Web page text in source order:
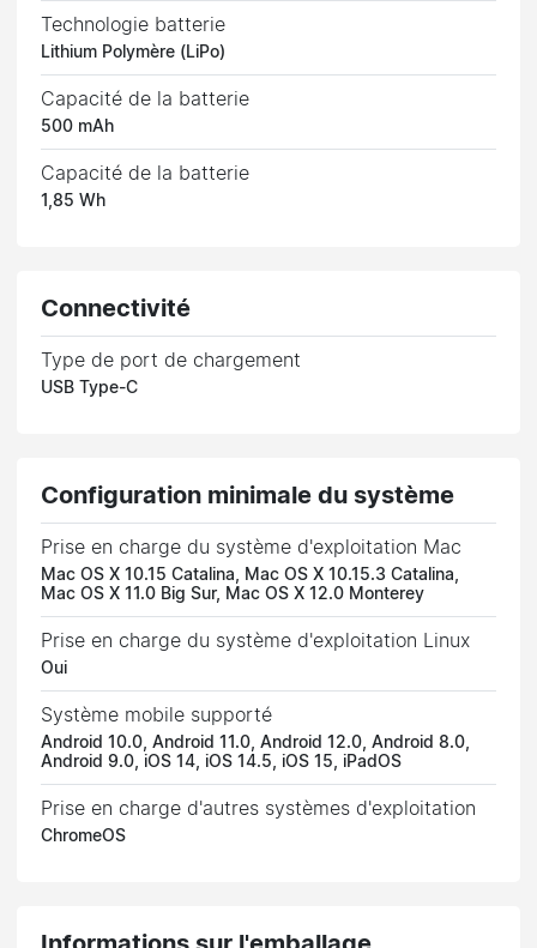
Technologie batterie
Lithium Polymère (LiPo)
Capacité de la batterie
500 mAh
Capacité de la batterie
1,85 Wh
Connectivité
Type de port de chargement
USB Type-C
Configuration minimale du système
Prise en charge du système d'exploitation Mac
Mac OS X 10.15 Catalina, Mac OS X 10.15.3 Catalina,
Mac OS X 11.0 Big Sur, Mac OS X 12.0 Monterey
Prise en charge du système d'exploitation Linux
Oui
Système mobile supporté
Android 10.0, Android 11.0, Android 12.0, Android 8.0,
Android 9.0, iOS 14, iOS 14.5, iOS 15, iPadOS
Prise en charge d'autres systèmes d'exploitation
ChromeOS